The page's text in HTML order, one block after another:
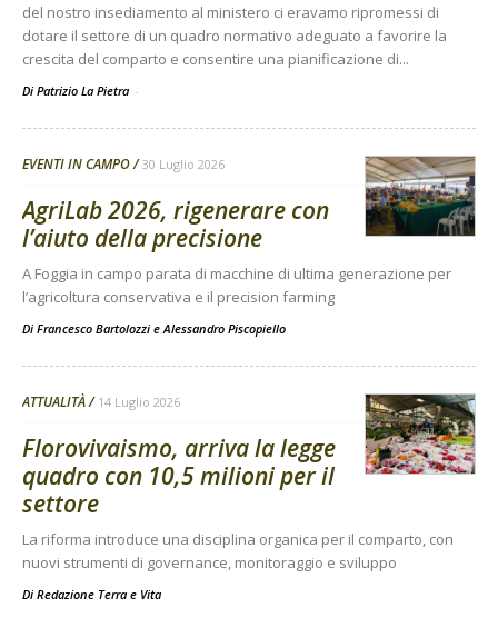
del nostro insediamento al ministero ci eravamo ripromessi di
dotare il settore di un quadro normativo adeguato a favorire la
crescita del comparto e consentire una pianificazione di...
Di Patrizio La Pietra -
EVENTI IN CAMPO 30 Luglio 2026
AgriLab 2026, rigenerare con
l’aiuto della precisione
A Foggia in campo parata di macchine di ultima generazione per
l’agricoltura conservativa e il precision farming
Di Francesco Bartolozzi eAlessandro Piscopiello
ATTUALITÀ 14 Luglio 2026
Florovivaismo, arriva la legge
quadro con 10,5 milioni per il
settore
La riforma introduce una disciplina organica per il comparto, con
nuovi strumenti di governance, monitoraggio e sviluppo
Di Redazione Terra e Vita